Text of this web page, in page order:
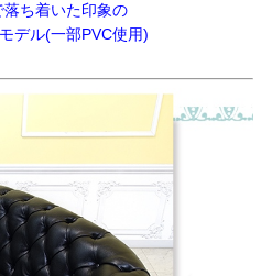
落ち着いた印象の
デル(一部PVC使用)